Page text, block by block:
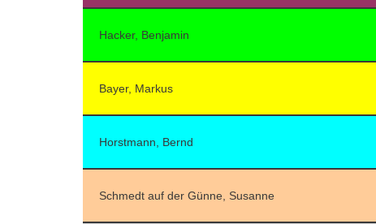
Hacker, Benjamin
Bayer, Markus
Horstmann, Bernd
Schmedt auf der Günne, Susanne